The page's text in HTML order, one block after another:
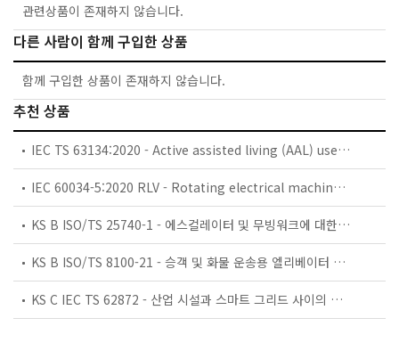
관련상품이 존재하지 않습니다.
다른 사람이 함께 구입한 상품
함께 구입한 상품이 존재하지 않습니다.
추천 상품
IEC TS 63134:2020 - Active assisted living (AAL) use cases
IEC 60034-5:2020 RLV - Rotating electrical machines - Part 5: Degrees of protection provided by the integral design of rotating electrical machines (IP code) - Classification
KS B ISO/TS 25740-1 - 에스컬레이터 및 무빙워크에 대한 안전요건 — 제1부: 세계공통 필수 안전요건(GESRs)
KS B ISO/TS 8100-21 - 승객 및 화물 운송용 엘리베이터 —제21부: 세계공통 필수안전요건(GESRs)을 충족하는 세계공통 안전 파라미터(GSPs)
KS C IEC TS 62872 - 산업 시설과 스마트 그리드 사이의 산업 공정 측정, 제어 및 자동화 시스템 인터페이스